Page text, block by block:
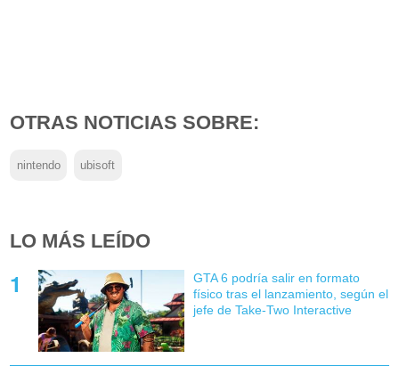
OTRAS NOTICIAS SOBRE:
nintendo ubisoft
LO MÁS LEÍDO
GTA 6 podría salir en formato
físico tras el lanzamiento, según el
jefe de Take-Two Interactive